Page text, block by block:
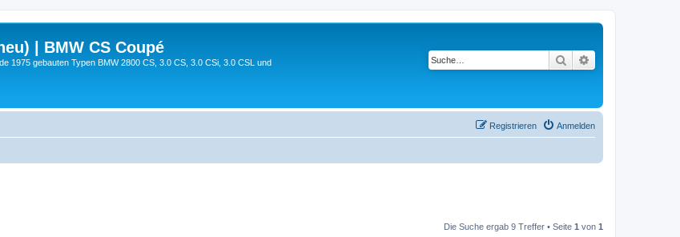
| BMW CS Coupé
1975 gebauten Typen BMW 2800 CS, 3.0 CS, 3.0 CSi, 3.0 CSL und
Suche
Anmelden
Registrieren
Die Suche ergab 9 Treffer • Seite 1 von 1